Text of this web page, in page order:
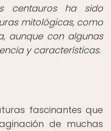
centauros ha sido
mitológicas, como
aunque con algunas
y características.
fascinantes que
de muchas